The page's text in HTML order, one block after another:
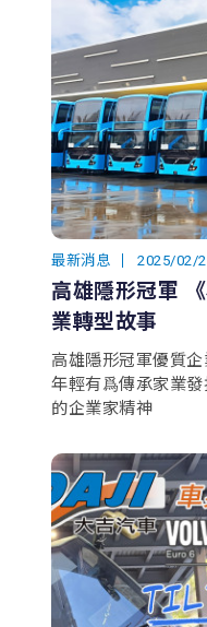
最新消息 2025/02/
高雄隱形冠軍
業轉型故事
高雄隱形冠軍優質
年輕有爲傳承家業
的企業家精神